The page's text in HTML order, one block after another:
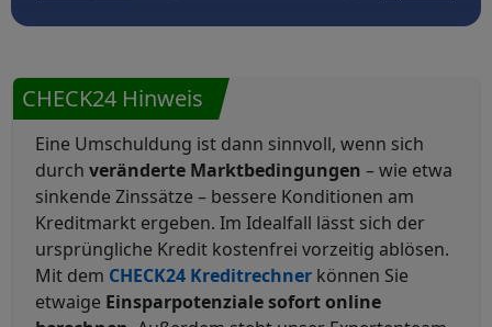
CHECK24 Hinweis
Eine Umschuldung ist dann sinnvoll, wenn sich
durch veränderte Marktbedingungen – wie etwa
sinkende Zinssätze – bessere Konditionen am
Kreditmarkt ergeben. Im Idealfall lässt sich der
ursprüngliche Kredit kostenfrei vorzeitig ablösen.
Mit dem CHECK24 Kreditrechner können Sie
etwaige Einsparpotenziale sofort online